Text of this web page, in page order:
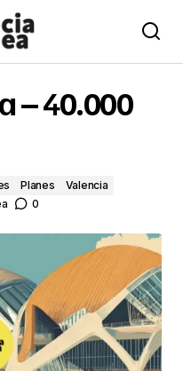
– 40.000
Planes
Valencia
0